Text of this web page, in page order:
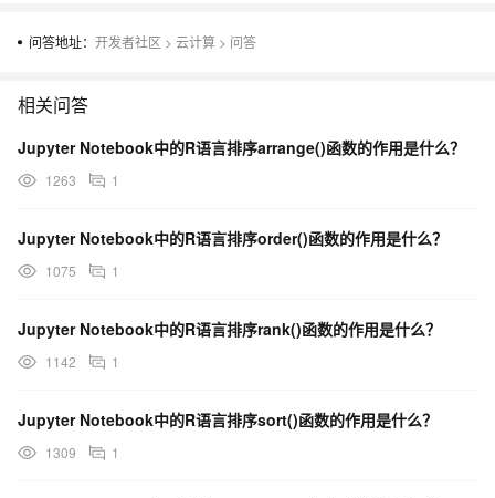
问答地址： 开发者社区 > 云计算 > 问答
相关问答
Jupyter Notebook中的R语言排序arrange()函数的作用是什么？
1263 1
Jupyter Notebook中的R语言排序order()函数的作用是什么？
1075 1
Jupyter Notebook中的R语言排序rank()函数的作用是什么？
1142 1
Jupyter Notebook中的R语言排序sort()函数的作用是什么？
1309 1